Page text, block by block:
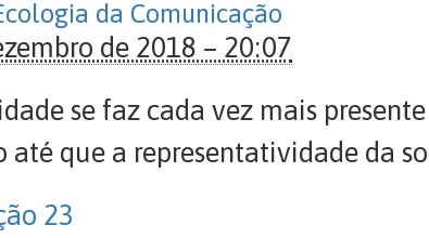
da Comunicação
de 2018 – 20:07
se faz cada vez mais
até que a representatividade da
23